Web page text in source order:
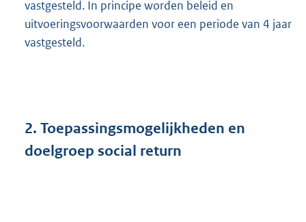
vastgesteld. In principe worden beleid en
uitvoeringsvoorwaarden voor een periode van 4 jaar
vastgesteld.
2. Toepassingsmogelijkheden en
doelgroep social return